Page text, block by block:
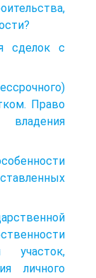
сделок с
Право
владения
участок,
личного